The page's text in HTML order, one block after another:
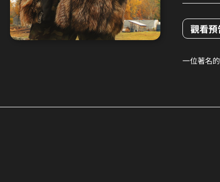
觀看預
一位著名